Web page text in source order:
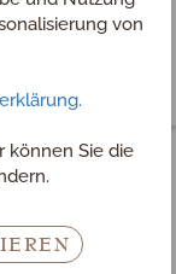
&
von
können Sie die